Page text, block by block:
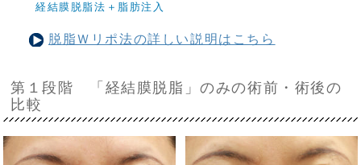
経結膜脱脂法＋脂肪注入
脱脂Ｗリポ法の詳しい説明はこちら
第１段階 「経結膜脱脂」のみの術前・術後の
比較